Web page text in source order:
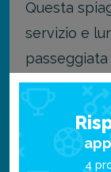
Questa
servizio e
Città
4